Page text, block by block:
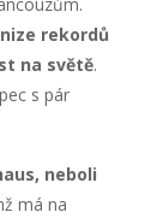
rekordů
na světě.
s pár
neboli
má na